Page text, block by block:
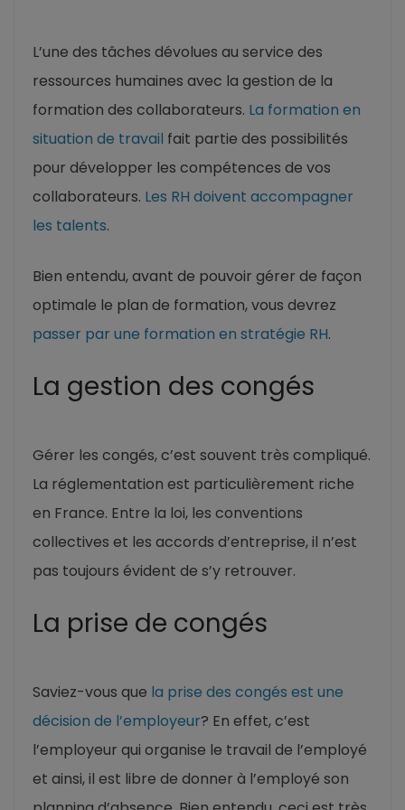
L’une des tâches dévolues au service des
ressources humaines avec la gestion de la
formation des collaborateurs. La formation en
situation de travail fait partie des possibilités
pour développer les compétences de vos
collaborateurs. Les RH doivent accompagner
les talents.
Bien entendu, avant de pouvoir gérer de façon
optimale le plan de formation, vous devrez
passer par une formation en stratégie RH.
La gestion des congés
Gérer les congés, c’est souvent très compliqué.
La réglementation est particulièrement riche
en France. Entre la loi, les conventions
collectives et les accords d’entreprise, il n’est
pas toujours évident de s’y retrouver.
La prise de congés
Saviez-vous que la prise des congés est une
décision de l’employeur? En effet, c’est
l’employeur qui organise le travail de l’employé
et ainsi, il est libre de donner à l’employé son